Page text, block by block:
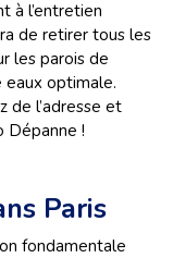
à l’entretien
de retirer tous les
les parois de
eaux optimale.
de l’adresse et
Dépanne !
Paris
fondamentale